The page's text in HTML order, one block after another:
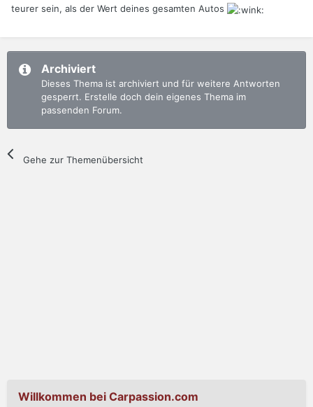
teurer sein, als der Wert deines gesamten Autos
Archiviert
Dieses Thema ist archiviert und für weitere Antworten
gesperrt. Erstelle doch dein eigenes Thema im
passenden Forum.
Gehe zur Themenübersicht
Willkommen bei Carpassion.com